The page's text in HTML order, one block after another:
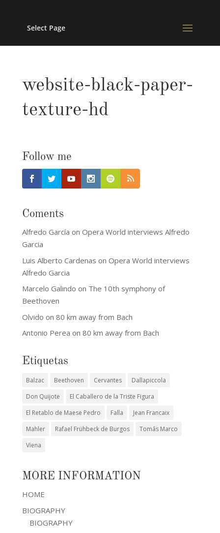
Select Page
website-black-paper-
texture-hd
Follow me
Coments
Alfredo García on Opera World interviews Alfredo
Garcia
Luis Alberto Cardenas on Opera World interviews
Alfredo Garcia
Marcelo Galindo on The 10th symphony of
Beethoven
Olvido on 80 km away from Bach
Antonio Perea on 80 km away from Bach
Etiquetas
Balzac Beethoven Cervantes
Dallapiccola
Don Quijote
El Caballero de la Triste Figura
El Retablo de Maese Pedro
Falla
Jean Francaix
Mahler
Rafael Frühbeck de Burgos
Tomás Marco
Viena
MORE INFORMATION
HOME
BIOGRAPHY
BIOGRAPHY